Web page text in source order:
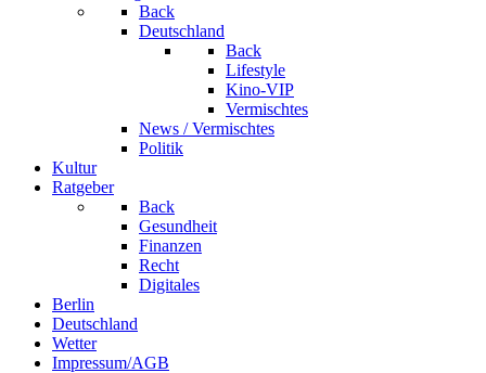
Back
Deutschland
Back
Lifestyle
Kino-VIP
Vermischtes
News / Vermischtes
Politik
Kultur
Ratgeber
Back
Gesundheit
Finanzen
Recht
Digitales
Berlin
Deutschland
Wetter
Impressum/AGB